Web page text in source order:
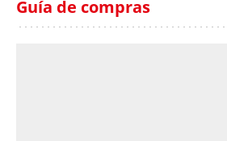
Guía de compras